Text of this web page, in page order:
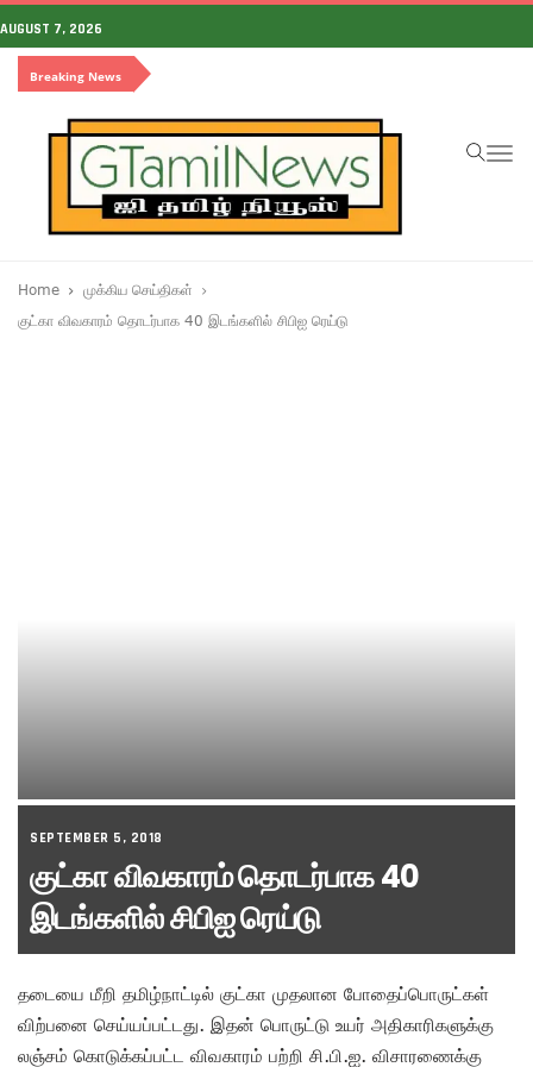
AUGUST 7, 2026
Breaking News
Home
முக்கிய செய்திகள்
குட்கா விவகாரம் தொடர்பாக 40 இடங்களில் சிபிஐ ரெய்டு
SEPTEMBER 5, 2018
குட்கா விவகாரம் தொடர்பாக 40
இடங்களில் சிபிஐ ரெய்டு
தடையை மீறி தமிழ்நாட்டில் குட்கா முதலான போதைப்பொருட்கள்
விற்பனை செய்யப்பட்டது. இதன் பொருட்டு உயர் அதிகாரிகளுக்கு
லஞ்சம் கொடுக்கப்பட்ட விவகாரம் பற்றி சி.பி.ஐ. விசாரணைக்கு